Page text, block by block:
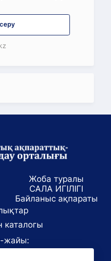
Жоба туралы
САЛА ИГІЛІГІ
Байланыс ақпараты
каталогы
жайы: